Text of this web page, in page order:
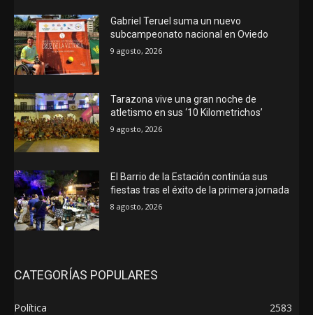
Gabriel Teruel suma un nuevo
subcampeonato nacional en Oviedo
9 agosto, 2026
Tarazona vive una gran noche de
atletismo en sus ‘10 Kilometrichos’
9 agosto, 2026
El Barrio de la Estación continúa sus
fiestas tras el éxito de la primera jornada
8 agosto, 2026
CATEGORÍAS POPULARES
Política
2583